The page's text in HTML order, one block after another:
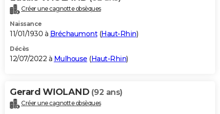
Créer une cagnotte obsèques
Naissance
11/01/1930 à Bréchaumont(Haut-Rhin)
Décès
12/07/2022 à Mulhouse (Haut-Rhin)
Gerard WIOLAND (92 ans)
Créer une cagnotte obsèques